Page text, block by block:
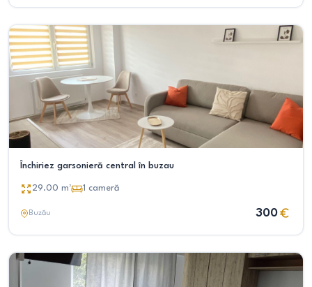
Închiriez garsonieră central în buzau
29.00 m² 1 cameră
Buzău 300